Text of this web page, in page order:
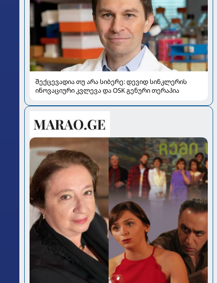
შექცევადია თუ არა სიბერე: დევიდ სინკლერის
ინოვაციური კვლევა და OSK გენური თერაპია